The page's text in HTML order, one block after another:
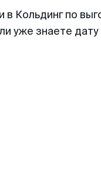
Кольдинг по
уже знаете